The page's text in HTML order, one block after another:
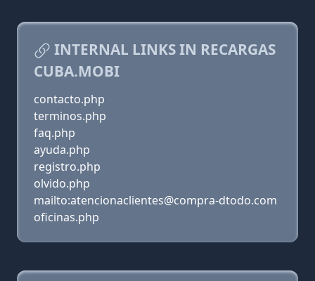
INTERNAL LINKS IN RECARGAS
CUBA.MOBI
contacto.php
terminos.php
faq.php
ayuda.php
registro.php
olvido.php
mailto:atencionaclientes@compra-dtodo.com
oficinas.php